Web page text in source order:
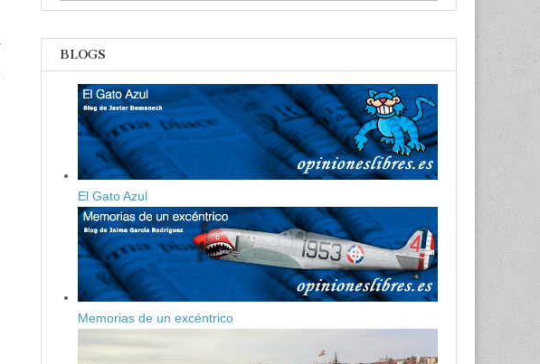
BLOGS
El Gato Azul
Memorias de un excéntrico